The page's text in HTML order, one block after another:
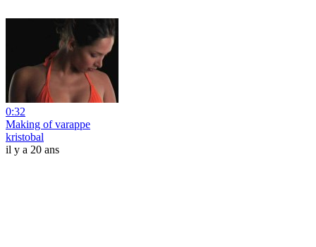
0:32
Making of varappe
kristobal
il y a 20 ans